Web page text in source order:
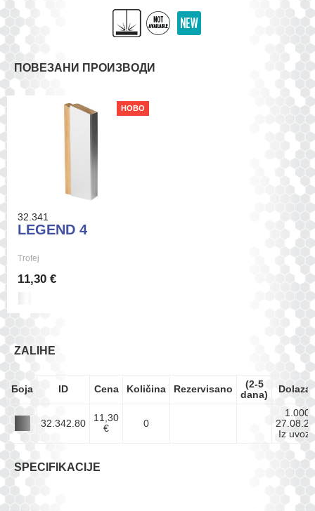
ПОВЕЗАНИ ПРОИЗВОДИ
НОВО
32.341
LEGEND 4
Trofej
11,30 €
ZALIHE
Боја ID Cena Količina Rezervisano
(2-5
dana)
32.342.80
11,30
€
0
1.000
Iz uvoza
SPECIFIKACIJE